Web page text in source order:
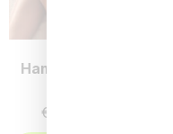
Hammam + Massaggio
€